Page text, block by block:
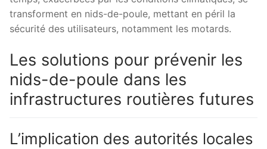
transforment en nids-de-poule, mettant en péril la
sécurité des utilisateurs, notamment les motards.
Les solutions pour prévenir les
nids-de-poule dans les
infrastructures routières futures
L’implication des autorités locales